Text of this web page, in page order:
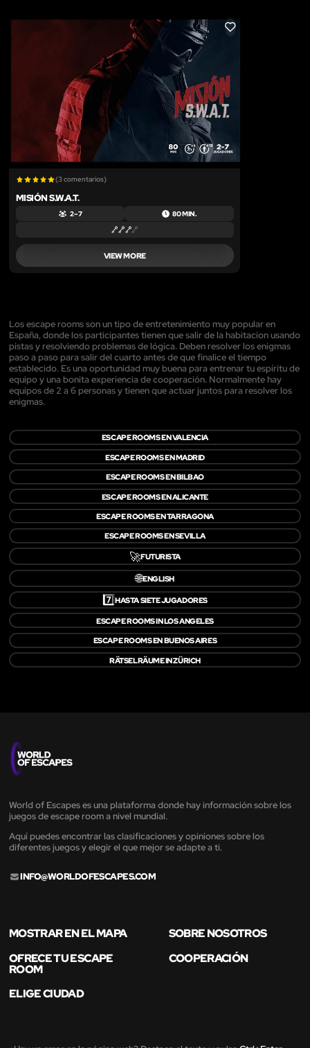
LIKE
(3 comentarios)
MISIÓN S.W.A.T.
2 – 7 80 MIN.
VIEW MORE
Los escape rooms son un tipo de entretenimiento muy popular en
España, donde los participantes tienen que salir de la habitacion usando
pistas y resolviendo problemas de lógica. Deben resolver los enigmas
paso a paso para salir del cuarto antes de que finalice el tiempo
establecido. Es una oportunidad muy buena para entrenar tu espíritu de
equipo y una bonita experiencia de cooperación. Normalmente hay
equipos de 2 a 6 personas y tienen que actuar juntos para resolver los
enigmas.
ESCAPE ROOMS EN VALENCIA
ESCAPE ROOMS EN MADRID
ESCAPE ROOMS EN BILBAO
ESCAPE ROOMS EN ALICANTE
ESCAPE ROOMS EN TARRAGONA
ESCAPE ROOMS EN SEVILLA
🚀FUTURISTA
🌐ENGLISH
7️⃣HASTA SIETE JUGADORES
ESCAPE ROOMS IN LOS ANGELES
ESCAPE ROOMS EN BUENOS AIRES
RÄTSELRÄUME IN ZÜRICH
World of Escapes es una plataforma donde hay información sobre los
juegos de escape room a nivel mundial.
Aquí puedes encontrar las clasificaciones y opiniones sobre los
diferentes juegos y elegir el que mejor se adapte a ti.
INFO@WORLDOFESCAPES.COM
MOSTRAR EN EL MAPA
SOBRE NOSOTROS
OFRECE TU ESCAPE
ROOM
COOPERACIÓN
ELIGE CIUDAD